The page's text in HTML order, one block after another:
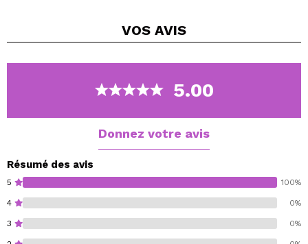
Vous obtiendrez un ton subtil sur vos lèvres.
obtiendrez des lèvres au fini brillant.
Avec un mécanisme de clic pour une application facile.
VOS AVIS
5.00
Donnez votre avis
Résumé des avis
5 100%
4 0%
3 0%